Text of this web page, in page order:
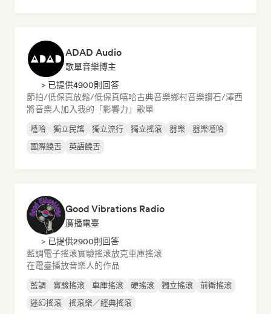
ADAD Audio
歌單音樂博主
> 已提供4900則回答
節拍/低保真放鬆/低保真嘻哈古典音樂鄉村音樂鑽石/澤西
將音樂人加入我的「影響力」歌單
嘻哈 獨立民謠 獨立流行 獨立搖滾 器樂
器樂嘻哈
國際饒舌
英語饒舌
Good Vibrations Radio
廣播電臺
> 已提供2900則回答
藍調電子搖滾實驗搖滾放克車庫搖滾
在電臺播放音樂人的作品
藍調 實驗搖滾 車庫搖滾 硬搖滾 獨立搖滾
前衛搖滾
迷幻搖滾
搖滾樂／經典搖滾